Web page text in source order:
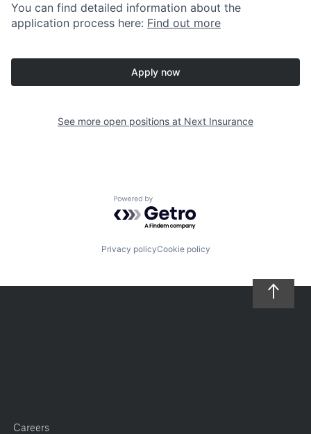
You can find detailed information about the
application process here: Find out more
Apply now
See more open positions at Next Insurance
Powered by Getro.com
Privacy policyCookie policy
Careers